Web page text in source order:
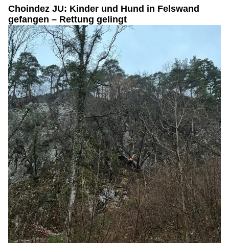
Choindez JU: Kinder und Hund in Felswand
gefangen – Rettung gelingt